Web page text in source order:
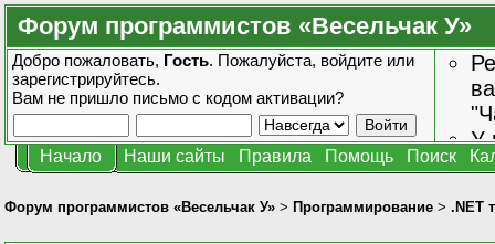
Форум программистов «Весельчак У»
Добро пожаловать, Гость. Пожалуйста, войдите или
зарегистрируйтесь.
Вам не пришло письмо с кодом активации?
У
Начало Наши сайты Правила Помощь Поиск
Форум программистов «Весельчак У» > Программирование > .NET